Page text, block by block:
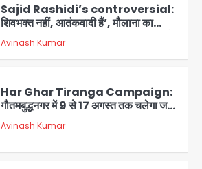
Sajid Rashidi’s controversial:
शिवभक्त नहीं, आतंकवादी हैं’, मौलाना का
कांवड़ियों पर विवादित बयान, BJP विधायक ने
कराई FIR, NSA की मांग
Avinash Kumar
Har Ghar Tiranga Campaign:
गौतमबुद्धनगर में 9 से 17 अगस्त तक चलेगा जन-
जागरूकता महाअभियान, डीएम ने की समीक्षा
बैठक
Avinash Kumar